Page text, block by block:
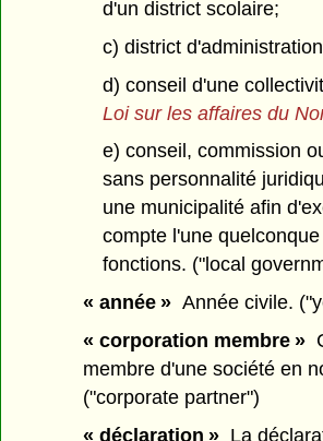
d'un district scolaire;
c) district
d) conseil d'une
Loi sur les affaires du
e) conseil, commission
sans personnalité
une municipalité afin
compte l'une
fonctions. ("local
« année » Année civile.
« corporation membre »
membre d'une société en
("corporate partner")
« déclaration » La